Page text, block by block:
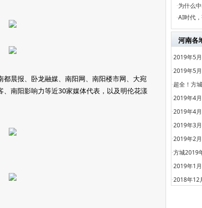
晨报、卧龙融媒、南阳网、南阳楼市网、大宛
南阳影响力等近30家媒体代表，以及明伦花漾
·为什么
·AI时代
河南各
·2019年5
·2019年5
·超全！方
·2019年4
·2019年4
·2019年3
·2019年2
·方城2019
·2019年1
·2018年12